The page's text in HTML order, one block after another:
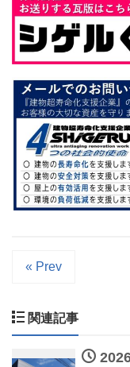
« Prev
関連記事